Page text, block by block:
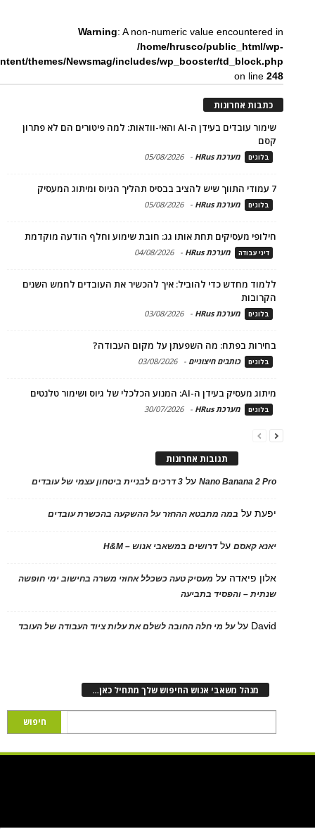
Warning: A non-numeric value encountered in
/home/hrusco/public_html/wp-
themes/Newsmag/includes/wp_booster/td_block.php
on line248
כתבות אחרונות
שימור עובדים בעידן ה-AI והאי-וודאות: למה פיטורים הם לא פתרון
קסם
בלוגים מערכת HRus -
05/08/2026
7 עמודי התווך שיש להציב בבסיס תהליך הגיוס ומיתוג המעסיק
בלוגים מערכת HRus -
05/08/2026
חילופי מעסיקים תחת אותו גג: חובת שימוע וחלף הודעה מוקדמת
דיני עבודה מערכת HRus -
04/08/2026
ללמוד מחדש כדי להוביל: איך להכשיר את העובדים לחמש השנים
הקרובות
בלוגים מערכת HRus -
03/08/2026
בחירות בפתח: מה השפעתן על מקום העבודה?
בלוגים כותבים חיצוניים -
03/08/2026
מיתוג מעסיק בעידן ה-AI: המנוע הכלכלי של גיוס ושימור טלנטים
בלוגים מערכת HRus -
30/07/2026
תגובות אחרונות
Nano Banana 2 Proעל 3 דרכים לבניית ביטחון עצמי של עובדים
יפעתעל במה מתבטא ההחזר על ההשקעה בהכשרת עובדים
יאנא קאסםעלדרושים במשאבי אנוש – H&M
אלון פיאדה על מעסיק טעה כשכלל אחוזי משרה בחישוב ימי חופשה
שנתית – והפסיד בתביעה
David עלעל מי חלה החובה לשלם את עלות ציוד העבודה של העובד
מנהל משאבי אנוש החיפוש שלך מתחיל כאן…